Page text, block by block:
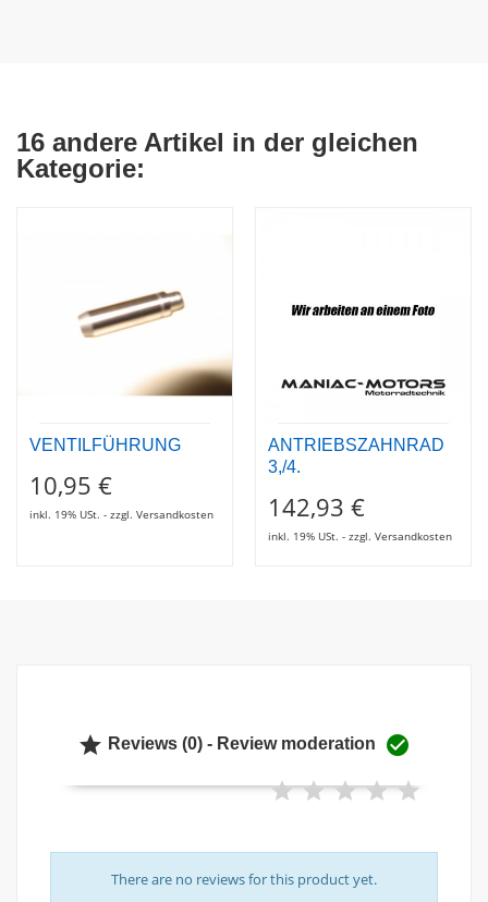
16 andere Artikel in der gleichen
Kategorie:
VENTILFÜHRUNG
10,95 €
inkl. 19% USt. - zzgl. Versandkosten
ANTRIEBSZAHNRAD
3,/4.
142,93 €
inkl. 19% USt. - zzgl. Versandkosten
 Reviews (0) - Review moderation 
There are no reviews for this product yet.